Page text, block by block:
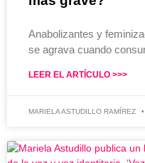
Anabolizantes y
se agrava cuando
LEER EL ARTÍCULO >>>
MARIELA ASTUDILLO RAMÍREZ